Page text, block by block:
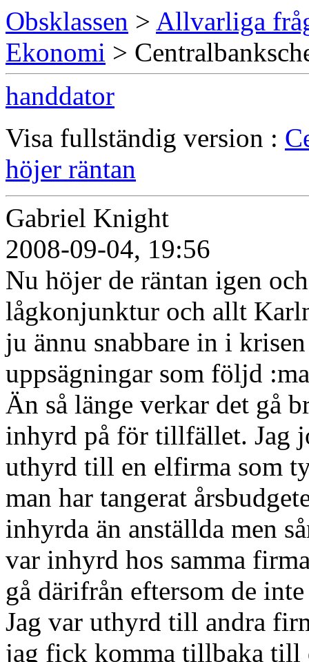
Obsklassen > Allvarliga
Ekonomi >
handdator
Visa fullständig version :
höjer räntan
Gabriel Knight
2008-09-04, 19:56
Nu höjer de räntan igen
lågkonjunktur och allt
ju ännu snabbare in i
uppsägningar som följd
Än så länge verkar det gå
inhyrd på för tillfället. Jag
uthyrd till en elfirma som
man har tangerat
inhyrda än anställda men
var inhyrd hos samma
gå därifrån eftersom de
Jag var uthyrd till andra
jag fick komma tillbaka till